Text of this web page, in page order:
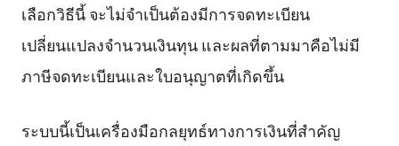
เลือกวิธีนี้ จะไม่จำเป็นต้องมีการจดทะเบียน
เปลี่ยนแปลงจำนวนเงินทุน และผลที่ตามมาคือไม่มี
ภาษีจดทะเบียนและใบอนุญาตที่เกิดขึ้น
ระบบนี้เป็นเครื่องมือกลยุทธ์ทางการเงินที่สำคัญ